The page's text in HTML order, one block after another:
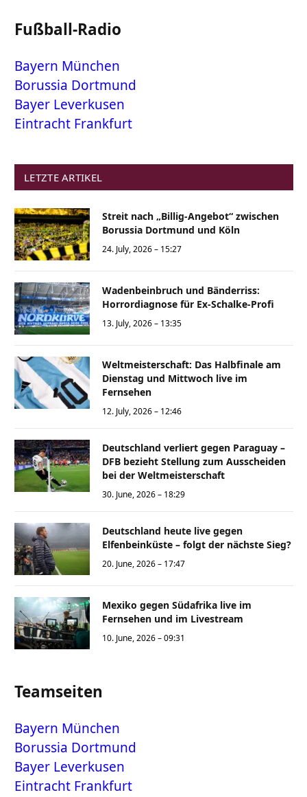
Fußball-Radio
Bayern München
Borussia Dortmund
Bayer Leverkusen
Eintracht Frankfurt
LETZTE ARTIKEL
Streit nach „Billig-Angebot“ zwischen
Borussia Dortmund und Köln
24. July, 2026 – 15:27
Wadenbeinbruch und Bänderriss:
Horrordiagnose für Ex-Schalke-Profi
13. July, 2026 – 13:35
Weltmeisterschaft: Das Halbfinale am
Dienstag und Mittwoch live im
Fernsehen
12. July, 2026 – 12:46
Deutschland verliert gegen Paraguay –
DFB bezieht Stellung zum Ausscheiden
bei der Weltmeisterschaft
30. June, 2026 – 18:29
Deutschland heute live gegen
Elfenbeinküste – folgt der nächste Sieg?
20. June, 2026 – 17:47
Mexiko gegen Südafrika live im
Fernsehen und im Livestream
10. June, 2026 – 09:31
Teamseiten
Bayern München
Borussia Dortmund
Bayer Leverkusen
Eintracht Frankfurt